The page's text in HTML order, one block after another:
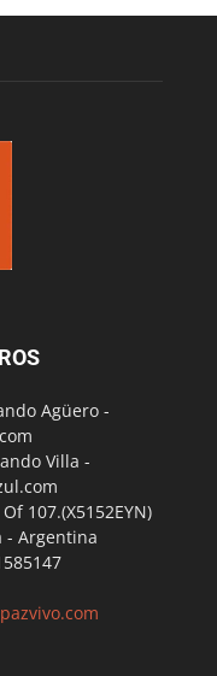
Agüero -
Villa -
107.(X5152EYN)
- Argentina